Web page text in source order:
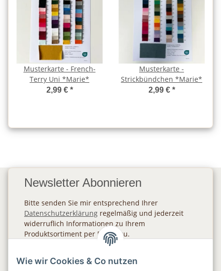
Musterkarte - French-
Terry Uni *Marie*
2,99 € *
Musterkarte -
Strickbündchen *Marie*
2,99 € *
Newsletter Abonnieren
Bitte senden Sie mir entsprechend Ihrer
Datenschutzerklärung regelmäßig und jederzeit
widerruflich Informationen zu Ihrem
Produktsortiment per E-Mail zu.
Wie wir Cookies & Co nutzen